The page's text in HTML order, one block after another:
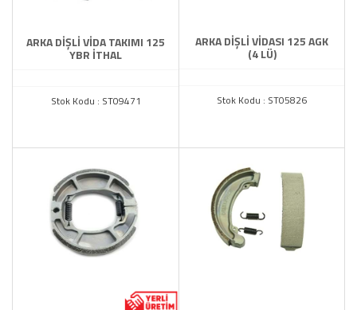
ARKA DİŞLİ VİDA TAKIMI 125
YBR İTHAL
Stok Kodu : ST09471
ARKA DİŞLİ VİDASI 125 AGK
(4 LÜ)
Stok Kodu : ST05826